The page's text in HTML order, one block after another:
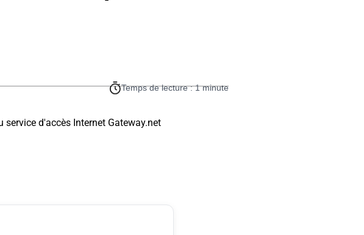
Temps de lecture : 1 minute
d'accès Internet Gateway.net